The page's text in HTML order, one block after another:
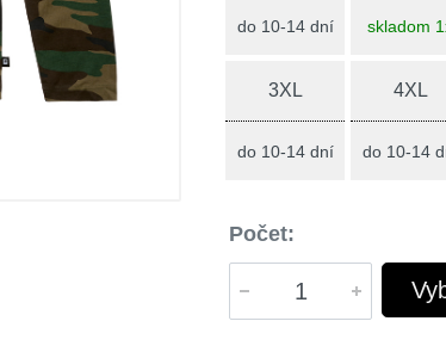
do 10-14 dní skladom
3XL
do 10-14 dní
4XL
do 10-14
Počet: